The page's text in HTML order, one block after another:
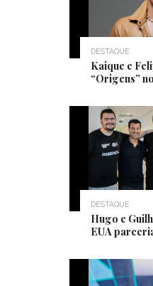
DESTAQUE
Kaique e
“Origens”
DESTAQUE
Hugo e
EUA